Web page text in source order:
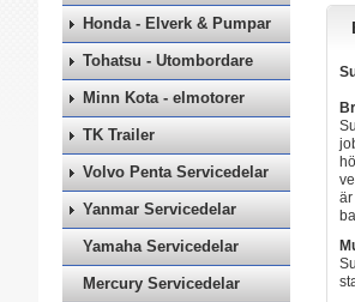
Honda - Elverk & Pumpar
Tohatsu - Utombordare
Minn Kota - elmotorer
TK Trailer
Volvo Penta Servicedelar
Yanmar Servicedelar
Yamaha Servicedelar
Mercury Servicedelar
är